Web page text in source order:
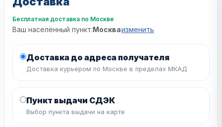
Бесплатная доставка по Москве
Ваш населённый пункт:Москваизменить
Доставка до адреса получателя
Доставка курьером по Москве в пределах МКАД
Пункт выдачи СДЭК
Выбор пункта выдачи на карте